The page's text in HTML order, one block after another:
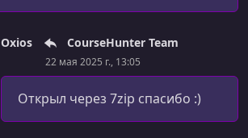
Oxios CourseHunter Team
22 мая 2025 г., 13:05
Открыл через 7zip спасибо :)